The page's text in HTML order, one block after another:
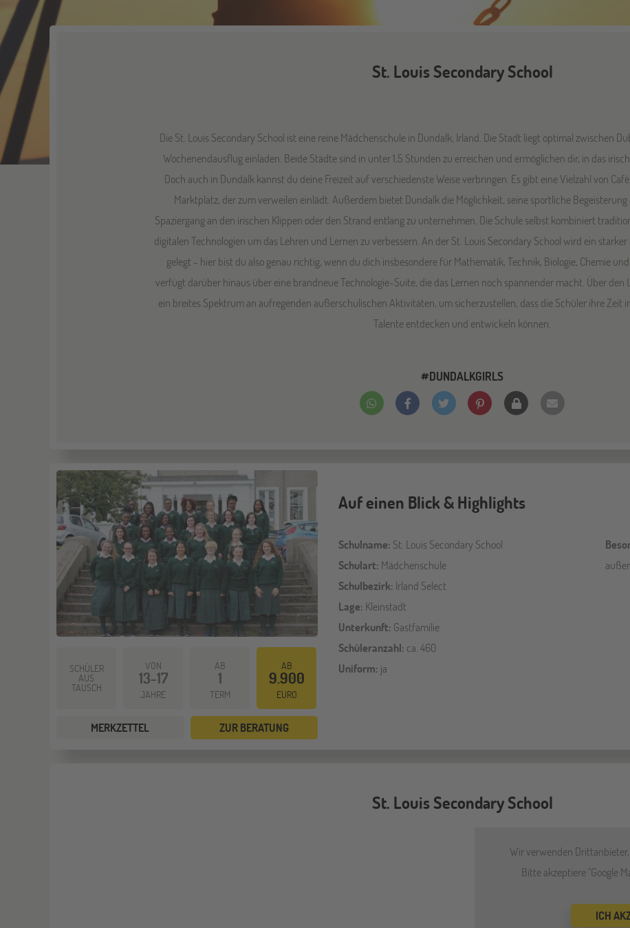
St. Louis Secondary School
Die St. Louis Secondary School ist eine reine Mädchenschule in Dundalk, Irland. Die Stadt liegt optimal zwischen
Wochenendausflug einladen. Beide Städte sind in unter 1,5 Stunden zu erreichen und ermöglichen dir, in das
Doch auch in Dundalk kannst du deine Freizeit auf verschiedenste Weise verbringen. Es gibt eine Vielzahl von
Marktplatz, der zum verweilen einlädt. Außerdem bietet Dundalk die Möglichkeit, seine sportliche Begeisterung
Spaziergang an den irischen Klippen oder den Strand entlang zu unternehmen. Die Schule selbst kombiniert
digitalen Technologien um das Lehren und Lernen zu verbessern. An der St. Louis Secondary School wird ein
gelegt - hier bist du also genau richtig, wenn du dich insbesondere für Mathematik, Technik, Biologie, Chemie
verfügt darüber hinaus über eine brandneue Technologie-Suite, die das Lernen noch spannender macht. Über
ein breites Spektrum an aufregenden außerschulischen Aktivitäten, um sicherzustellen, dass die Schüler ihre Zeit
Talente entdecken und entwickeln können.
#DUNDALKGIRLS
SCHÜLER
AUS
TAUSCH
VON
13-17
JAHRE
AB
1
TERM
AB
9.900
EURO
MERKZETTEL ZUR BERATUNG
Auf einen Blick & Highlights
Schulname: St. Louis Secondary School
Schulart: Mädchenschule
Schulbezirk: Irland Select
Lage: Kleinstadt
Unterkunft: Gastfamilie
Schüleranzahl: ca. 460
Uniform: ja
St. Louis Secondary School
Wir verwenden
Bitte akzeptiere "Google
ICH